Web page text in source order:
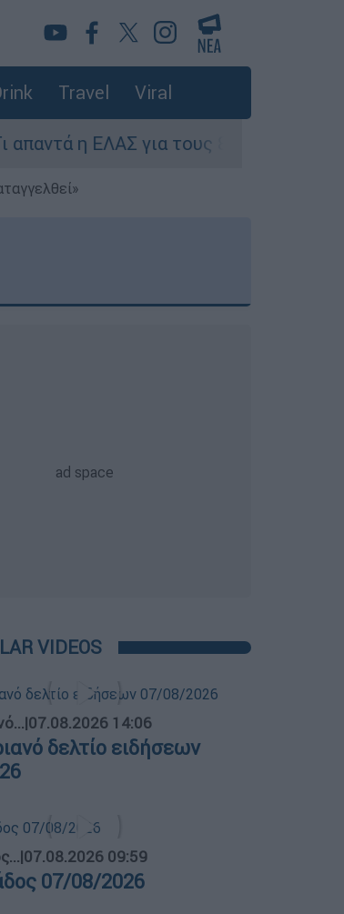
Travel Viral
τους 8 βιασμούς τουριστριών -
VIDEOS
|07.08.2026 14:06
δελτίο ειδήσεων
|07.08.2026 09:59
07/08/2026